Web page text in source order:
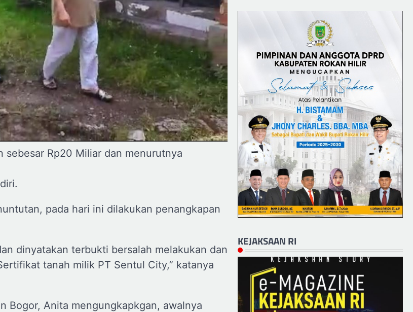
Rp20 Miliar dan menurutnya
pada hari ini dilakukan penangkapan
dinyatakan terbukti bersalah melakukan dan
tanah milik PT Sentul City,” katanya
Bogor, Anita mengungkapkgan, awalnya
KEJAKSAAN RI